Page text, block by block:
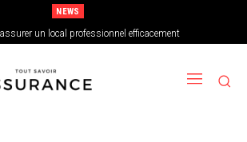
NEWS
un local professionnel efficacement
sa mutuelle santé lorsque l’on est indépendant